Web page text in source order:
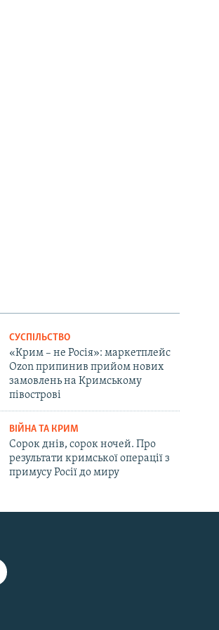
СУСПІЛЬСТВО
«Крим – не Росія»: маркетплейс
Ozon припинив прийом нових
замовлень на Кримському
півострові
ВІЙНА ТА КРИМ
Сорок днів, сорок ночей. Про
результати кримської операції з
примусу Росії до миру